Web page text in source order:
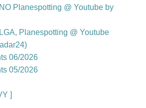
Planespotting @ Youtube by
Planespotting @ Youtube
06/2026
05/2026
]